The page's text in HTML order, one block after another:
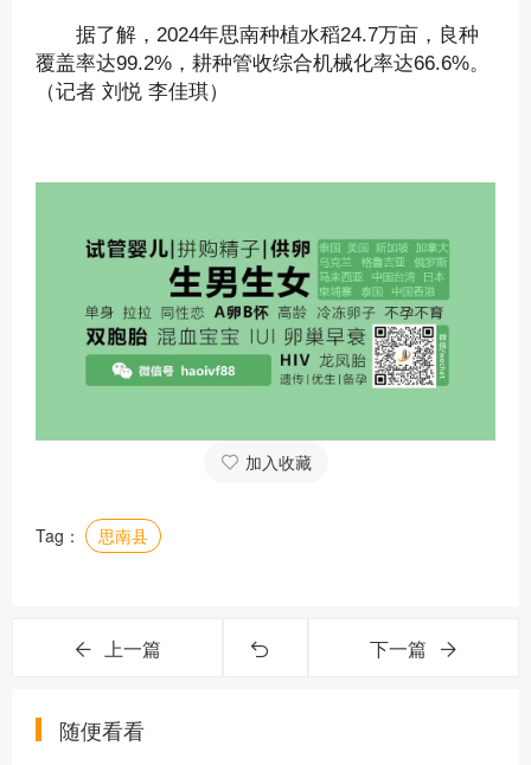
据了解，2024年思南种植水稻24.7万亩，良种
覆盖率达99.2%，耕种管收综合机械化率达66.6%。
（记者 刘悦 李佳琪）
加入收藏
Tag： 思南县
上一篇 下一篇
随便看看